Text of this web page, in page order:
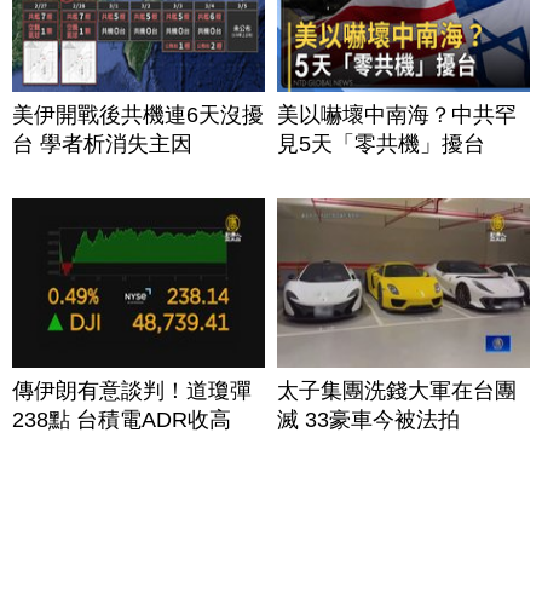
美伊開戰後共機連6天沒擾
台 學者析消失主因
美以嚇壞中南海？中共罕
見5天「零共機」擾台
傳伊朗有意談判！道瓊彈
238點 台積電ADR收高
太子集團洗錢大軍在台團
滅 33豪車今被法拍